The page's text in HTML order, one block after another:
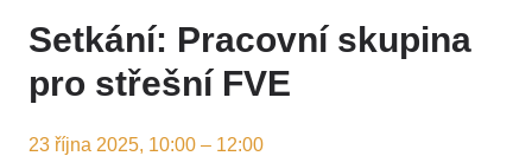
Setkání: Pracovní skupina
pro střešní FVE
23 října 2025, 10:00 – 12:00